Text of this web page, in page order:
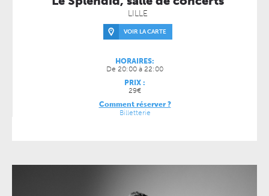
LILLE
VOIR LA CARTE
HORAIRES:
De 20:00 à 22:00
PRIX :
29€
Comment réserver ?
Billetterie